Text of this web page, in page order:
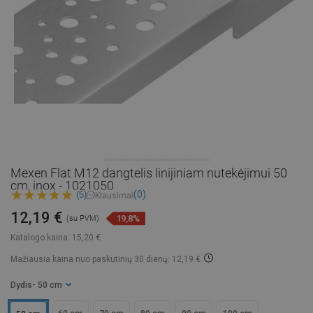
Mexen Flat M12 dangtelis linijiniam nutekėjimui 50
cm, inox - 1021050
(5) Klausimai(0)
Katalogo kaina: 15,20 €
12,19 € (su PVM) 19,8%
Mažiausia kaina nuo paskutinių 30 dienų: 12,19 €
Dydis - 50 cm